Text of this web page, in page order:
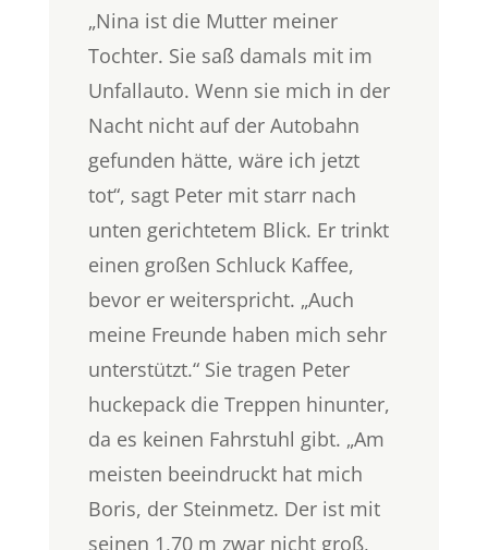
„Nina ist die Mutter meiner
Tochter. Sie saß damals mit im
Unfallauto. Wenn sie mich in der
Nacht nicht auf der Autobahn
gefunden hätte, wäre ich jetzt
tot“, sagt Peter mit starr nach
unten gerichtetem Blick. Er trinkt
einen großen Schluck Kaffee,
bevor er weiterspricht. „Auch
meine Freunde haben mich sehr
unterstützt.“ Sie tragen Peter
huckepack die Treppen hinunter,
da es keinen Fahrstuhl gibt. „Am
meisten beeindruckt hat mich
Boris, der Steinmetz. Der ist mit
seinen 1,70 m zwar nicht groß,